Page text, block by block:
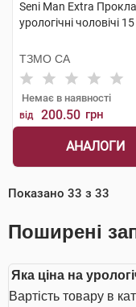
Seni Man Extra
урологічні чоловічі
ТЗМО СА
Немає в наявності
від 200.50 грн
АНАЛОГИ
Показано 33 з 33
Поширені
Яка ціна на
Вартість товару в